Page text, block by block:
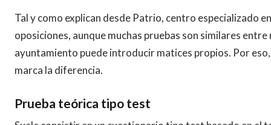
Tal y como explican desde Patrio, centro especializado
oposiciones, aunque muchas pruebas son similares entre
ayuntamiento puede introducir matices propios. Por
marca la diferencia.
Prueba teórica tipo test